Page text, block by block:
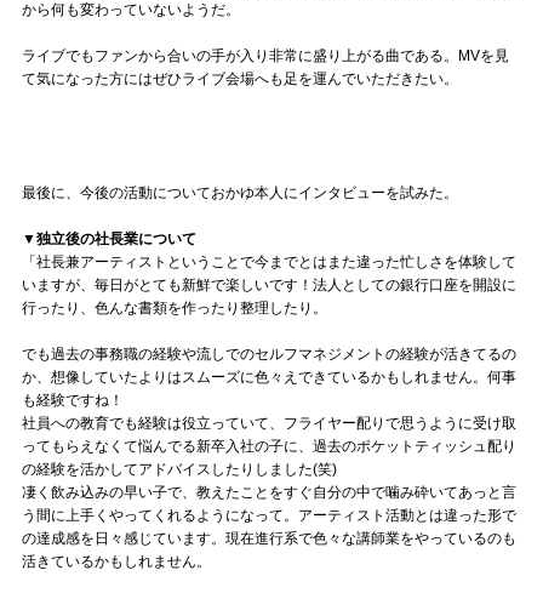
から何も変わっていないようだ。
ライブでもファンから合いの手が入り非常に盛り上がる曲である。MVを見
て気になった方にはぜひライブ会場へも足を運んでいただきたい。
最後に、今後の活動についておかゆ本人にインタビューを試みた。
▼独立後の社長業について
「社長兼アーティストということで今までとはまた違った忙しさを体験して
いますが、毎日がとても新鮮で楽しいです！法人としての銀行口座を開設に
行ったり、色んな書類を作ったり整理したり。
でも過去の事務職の経験や流しでのセルフマネジメントの経験が活きてるの
か、想像していたよりはスムーズに色々えできているかもしれません。何事
も経験ですね！
社員への教育でも経験は役立っていて、フライヤー配りで思うように受け取
ってもらえなくて悩んでる新卒入社の子に、過去のポケットティッシュ配り
の経験を活かしてアドバイスしたりしました(笑)
凄く飲み込みの早い子で、教えたことをすぐ自分の中で噛み砕いてあっと言
う間に上手くやってくれるようになって。アーティスト活動とは違った形で
の達成感を日々感じています。現在進行系で色々な講師業をやっているのも
活きているかもしれません。